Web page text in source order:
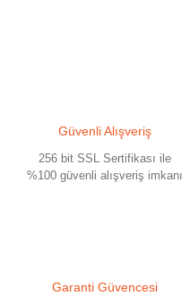
Güvenli Alışveriş
256 bit SSL Sertifikası ile
%100 güvenli alışveriş imkanı
Garanti Güvencesi